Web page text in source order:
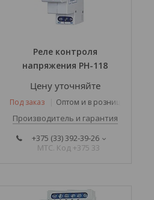
Реле контроля
напряжения РН-118
Цену уточняйте
Под заказ Оптом и в розницу
Производитель и гарантия
+375 (33) 392-39-26
МТС. Код +375 33